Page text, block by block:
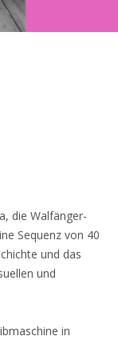
die Walfänger­
Sequenz von 40
und das
und
in